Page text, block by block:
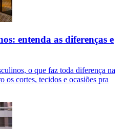
entenda as diferenças e
o que faz toda diferença na
os cortes, tecidos e ocasiões pra